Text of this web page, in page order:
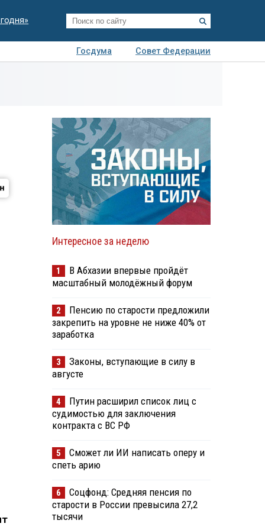
Госдума
Совет Федерации
Интересное за неделю
1
В Абхазии впервые пройдёт
масштабный молодёжный форум
2
Пенсию по старости предложили
закрепить на уровне не ниже 40% от
заработка
3
Законы, вступающие в силу в
августе
4
Путин расширил список лиц с
судимостью для заключения
контракта с ВС РФ
5
Сможет ли ИИ написать оперу и
спеть арию
6
Соцфонд: Средняя пенсия по
старости в России превысила 27,2
тысячи